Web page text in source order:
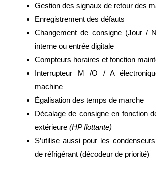
Gestion des signaux de retour des
Enregistrement des défauts
Changement de consigne (Jour /
interne ou entrée digitale
Compteurs horaires et fonction
Interrupteur M /O / A
machine
Égalisation des temps de marche
Décalage de consigne en fonction
extérieure (HP flottante)
S’utilise aussi pour les
de réfrigérant (décodeur de priorité)